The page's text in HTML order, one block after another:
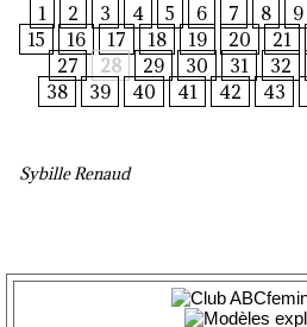
1 2 3 4 5 6 7 8 9
15
16 17 18 19 20 21
27
28 29 30 31 32
38
39 40 41 42 43
Sybille Renaud